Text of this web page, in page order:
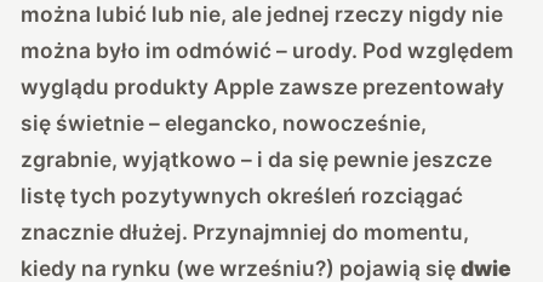
można lubić lub nie, ale jednej rzeczy nigdy nie
można było im odmówić – urody. Pod względem
wyglądu produkty Apple zawsze prezentowały
się świetnie – elegancko, nowocześnie,
zgrabnie, wyjątkowo – i da się pewnie jeszcze
listę tych pozytywnych określeń rozciągać
znacznie dłużej. Przynajmniej do momentu,
kiedy na rynku (we wrześniu?) pojawią siędwie